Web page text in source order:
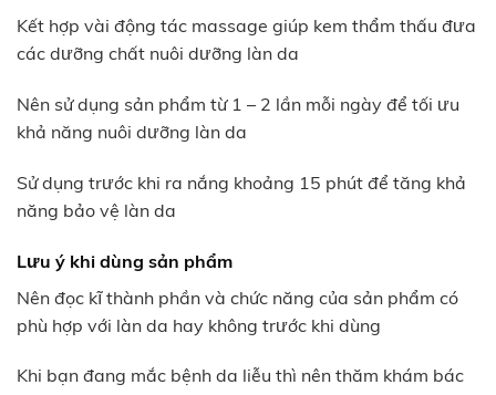
Kết hợp vài động tác massage giúp kem thẩm thấu đưa
các dưỡng chất nuôi dưỡng làn da
Nên sử dụng sản phẩm từ 1 – 2 lần mỗi ngày để tối ưu
khả năng nuôi dưỡng làn da
Sử dụng trước khi ra nắng khoảng 15 phút để tăng khả
năng bảo vệ làn da
Lưu ý khi dùng sản phẩm
Nên đọc kĩ thành phần và chức năng của sản phẩm có
phù hợp với làn da hay không trước khi dùng
Khi bạn đang mắc bệnh da liễu thì nên thăm khám bác